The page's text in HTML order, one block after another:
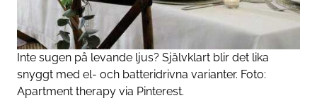
Inte sugen på levande ljus? Självklart blir det lika
snyggt med el- och batteridrivna varianter. Foto:
Apartment therapy via Pinterest.